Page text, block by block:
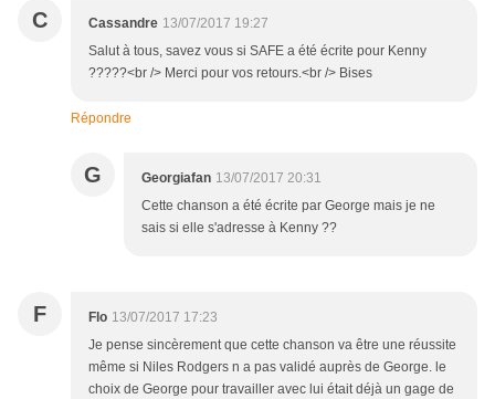
C Cassandre 13/07/2017 19:27
Salut à tous, savez vous si SAFE a été écrite pour Kenny
?????<br /> Merci pour vos retours.<br /> Bises
Répondre
G Georgiafan 13/07/2017 20:31
Cette chanson a été écrite par George mais je ne
sais si elle s'adresse à Kenny ??
F Flo 13/07/2017 17:23
Je pense sincèrement que cette chanson va être une réussite
même si Niles Rodgers n a pas validé auprès de George. le
choix de George pour travailler avec lui était déjà un gage de